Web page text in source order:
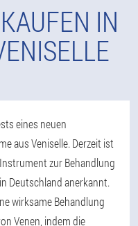
IN
eines neuen
aus Veniselle. Derzeit ist
zur Behandlung
Deutschland anerkannt.
wirksame Behandlung
Venen, indem die